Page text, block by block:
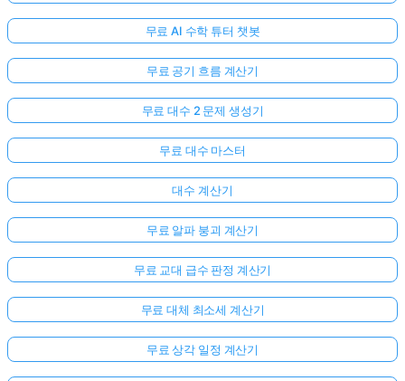
무료 AI 수학 튜터 챗봇
무료 공기 흐름 계산기
무료 대수 2 문제 생성기
무료 대수 마스터
대수 계산기
무료 알파 붕괴 계산기
무료 교대 급수 판정 계산기
무료 대체 최소세 계산기
무료 상각 일정 계산기